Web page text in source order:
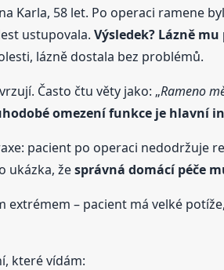
Karla, 58 let. Po operaci ramene
ustupovala. Výsledek? Lázně
lázně dostala bez problémů.
Často čtu věty jako: „Rameno
omezení funkce je hlavní
pacient po operaci nedodržuje
ukázka, žesprávná domácí péče
extrémem – pacient má velké
které vídám: